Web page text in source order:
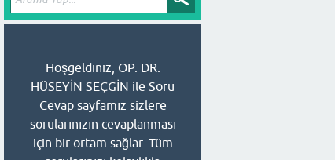
Hoşgeldiniz, OP. DR.
HÜSEYİN SEÇGİN ile Soru
Cevap sayfamız sizlere
sorularınızın cevaplanması
için bir ortam sağlar. Tüm